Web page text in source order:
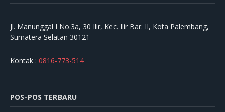
Jl. Manunggal I No.3a, 30 Ilir, Kec. Ilir Bar. II, Kota Palembang,
Sumatera Selatan 30121
Kontak : 0816-773-514
POS-POS TERBARU